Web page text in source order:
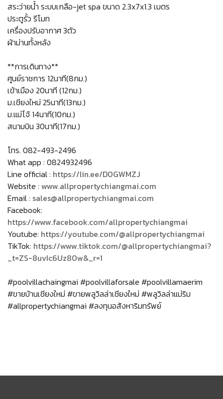
สระว่ายน้ำ ระบบเกลือ-jet spa ขนาด 2.3x7x1.3 เมตร
ประตูรั้ว รีโมท
เครื่องปรับอากาศ 3ตัว
ผ้าม่านทั้งหลัง
**การเดินทาง**
ศูนย์ราชการ 12นาที(8กม.)
เข้าเมือง 20นาที (12กม.)
ม.เชียงใหม่ 25นาที(13กม.)
ม.แม่โจ้ 14นาที(10กม.)
สนามบิน 30นาที(17กม.)
โทร. 082-493-2496
What app : 0824932496
Line official : https://lin.ee/D0GWMZJ
Website : www.allpropertychiangmai.com
Email : sales@allpropertychiangmai.com
Facebook:
https://www.facebook.com/allpropertychiangmai
Youtube: https://youtube.com/@allpropertychiangmai
TikTok: https://www.tiktok.com/@allpropertychiangmai?
_t=ZS-8uvIc6Uz80w&_r=1
#poolvillachaingmai #poolvillaforsale #poolvillamaerim
#ขายบ้านเชียงใหม่ #ขายพลูวิลล่าเชียงใหม่ #พลูวิลล่าแม่ริม
#allpropertychiangmai #ลงทุนอสังหาริมทรัพย์